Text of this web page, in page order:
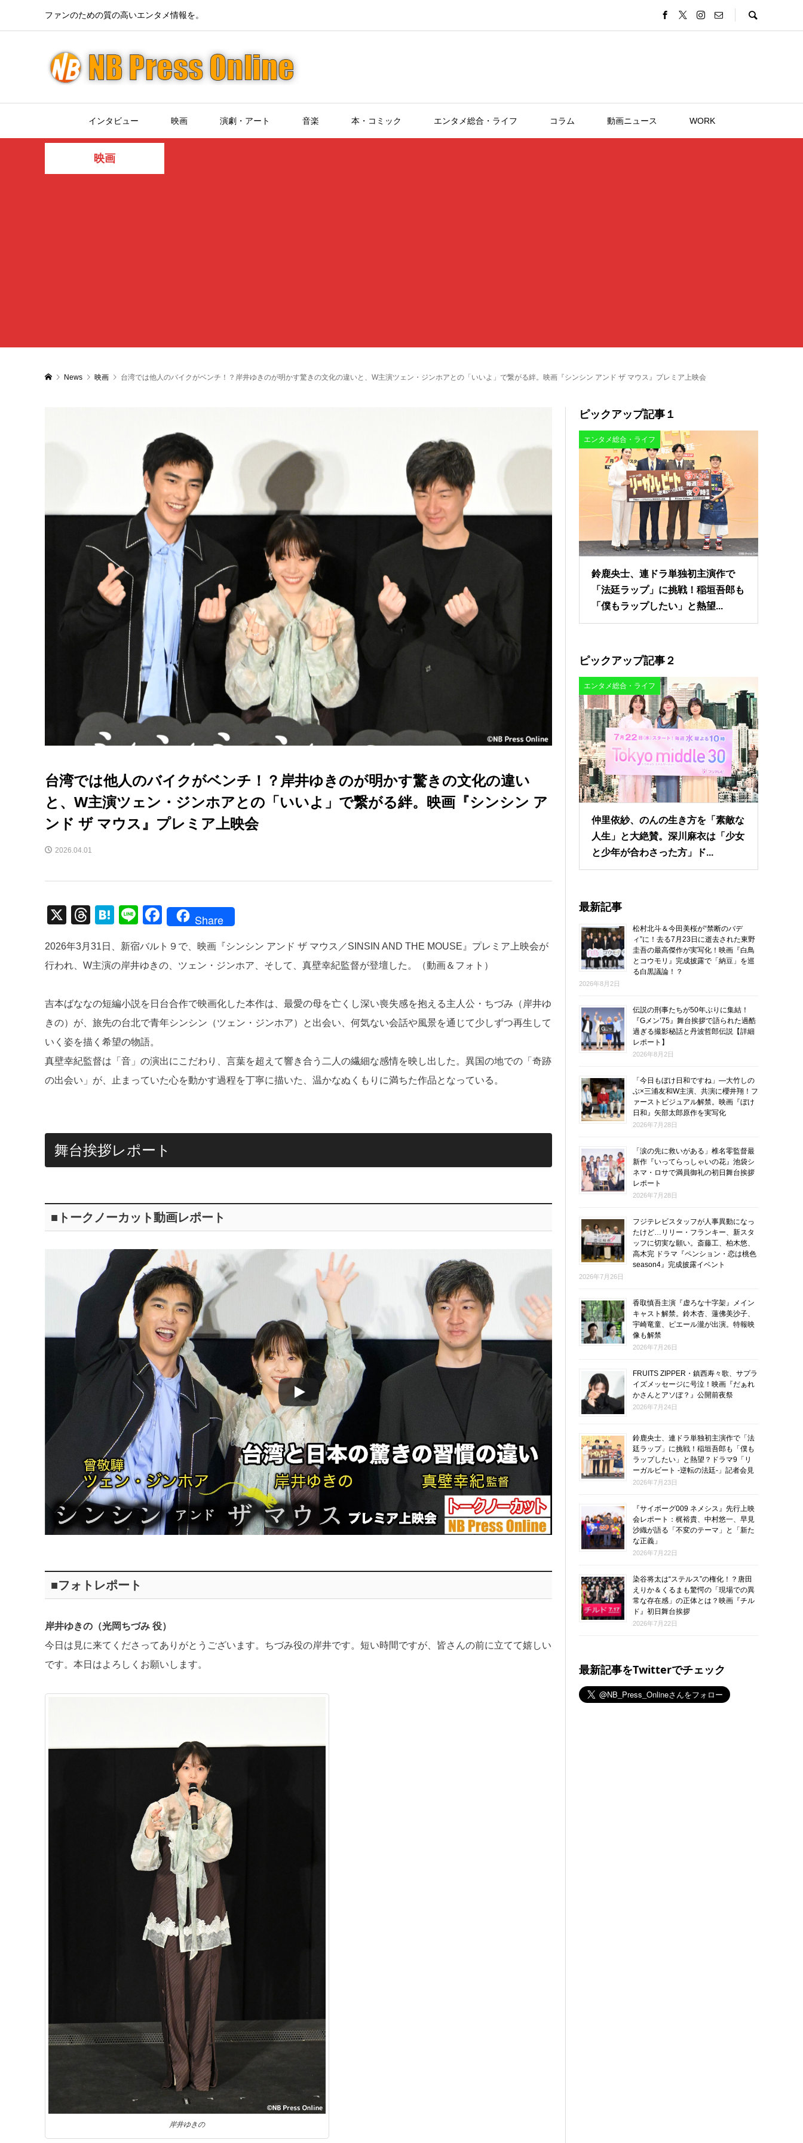
ファンのための質の高いエンタメ情報を。
インタビュー 映画 演劇・アート 音楽 本・コミック エンタメ総合・ライフ コラム 動画ニュース WORK
映画
News 映画 台湾では他人のバイクがベンチ！？岸井ゆきのが明かす驚きの文化の違いと、W主演ツェン・ジンホアとの「いいよ」で繋がる絆。映画『シンシン アンド ザ マウス』プレミア上映会
台湾では他人のバイクがベンチ！？岸井ゆきのが明かす驚きの文化の違い
と、W主演ツェン・ジンホアとの「いいよ」で繋がる絆。映画『シンシン ア
ンド ザ マウス』プレミア上映会
2026.04.01
X
T
e
a
s
H
e
n
Li
e
F
c
e
o
o
Share
2026年3月31日、新宿バルト９で、映画『シンシン アンド ザ マウス／SINSIN AND THE MOUSE』プレミア上映会が
行われ、W主演の岸井ゆきの、ツェン・ジンホア、そして、真壁幸紀監督が登壇した。（動画＆フォト）
吉本ばななの短編小説を日台合作で映画化した本作は、最愛の母を亡くし深い喪失感を抱える主人公・ちづみ（岸井ゆ
きの）が、旅先の台北で青年シンシン（ツェン・ジンホア）と出会い、何気ない会話や風景を通じて少しずつ再生して
いく姿を描く希望の物語。
真壁幸紀監督は「音」の演出にこだわり、言葉を超えて響き合う二人の繊細な感情を映し出した。異国の地での「奇跡
の出会い」が、止まっていた心を動かす過程を丁寧に描いた、温かなぬくもりに満ちた作品となっている。
舞台挨拶レポート
■トークノーカット動画レポート
■フォトレポート
岸井ゆきの（光岡ちづみ 役）
今日は見に来てくださってありがとうございます。ちづみ役の岸井です。短い時間ですが、皆さんの前に立てて嬉しい
です。本日はよろしくお願いします。
岸井ゆきの
ピックアップ記事１
エンタメ総合・ライフ
鈴鹿央士、連ドラ単独初主演作で
「法廷ラップ」に挑戦！稲垣吾郎も
「僕もラップしたい」と熱望...
ピックアップ記事２
エンタメ総合・ライフ
仲里依紗、のんの生き方を「素敵な
人生」と大絶賛。深川麻衣は「少女
と少年が合わさった方」ド...
最新記事
松村北斗＆今田美桜が“禁断のバデ
ィ”に！去る7月23日に逝去された東野
圭吾の最高傑作が実写化！映画『白鳥
とコウモリ』完成披露で「納豆」を巡
る白黒議論！？
2026年8月2日
伝説の刑事たちが50年ぶりに集結！
『Gメン’75』舞台挨拶で語られた過酷
過ぎる撮影秘話と丹波哲郎伝説【詳細
レポート】
2026年8月2日
「今日もぼけ日和ですね」―大竹しの
ぶ×三浦友和W主演、共演に櫻井翔！フ
ァーストビジュアル解禁。映画『ぼけ
日和』矢部太郎原作を実写化
2026年7月28日
「涙の先に救いがある」椎名零監督最
新作『いってらっしゃいの花』池袋シ
ネマ・ロサで満員御礼の初日舞台挨拶
レポート
2026年7月28日
フジテレビスタッフが人事異動になっ
たけど…リリー・フランキー、新スタ
ッフに切実な願い。斎藤工、柏木悠、
高木完 ドラマ『ペンション・恋は桃色
season4』完成披露イベント
2026年7月26日
香取慎吾主演『虚ろな十字架』メイン
キャスト解禁。鈴木杏、蓮佛美沙子、
宇崎竜童、ピエール瀧が出演。特報映
像も解禁
2026年7月26日
FRUITS ZIPPER・鎮西寿々歌、サプラ
イズメッセージに号泣！映画『だぁれ
かさんとアソぼ？』公開前夜祭
2026年7月24日
鈴鹿央士、連ドラ単独初主演作で「法
廷ラップ」に挑戦！稲垣吾郎も「僕も
ラップしたい」と熱望？ドラマ9「リ
ーガルビート -逆転の法廷-」記者会見
2026年7月23日
『サイボーグ009 ネメシス』先行上映
会レポート：梶裕貴、中村悠一、早見
沙織が語る「不変のテーマ」と「新た
な正義」
2026年7月22日
染谷将太は“ステルス”の権化！？唐田
えりか＆くるまも驚愕の「現場での異
常な存在感」の正体とは？映画『チル
ド』初日舞台挨拶
2026年7月22日
最新記事をTwitterでチェック